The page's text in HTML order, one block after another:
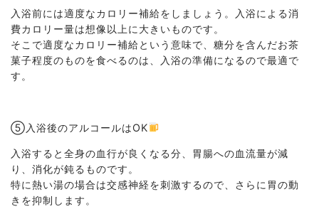
入浴前には適度なカロリー補給をしましょう。入浴による消
費カロリー量は想像以上に大きいものです。
そこで適度なカロリー補給という意味で、糖分を含んだお茶
菓子程度のものを食べるのは、入浴の準備になるので最適で
す。
⑤入浴後のアルコールはOK
入浴すると全身の血行が良くなる分、胃腸への血流量が減
り、消化が鈍るものです。
特に熱い湯の場合は交感神経を刺激するので、さらに胃の動
きを抑制します。